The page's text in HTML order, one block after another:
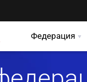
Федерация